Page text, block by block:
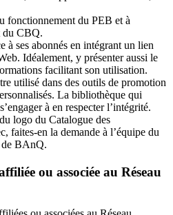
fonctionnement du PEB et à
du CBQ.
à ses abonnés en intégrant un lien
Idéalement, y présenter aussi le
facilitant son utilisation.
utilisé dans des outils de promotion
La bibliothèque qui
à en respecter l’intégrité.
logo du Catalogue des
faites-en la demande à l’équipe du
de BAnQ.
ou associée au Réseau